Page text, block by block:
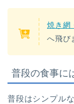
焼き網
へ飛び
普段の食事に
普段はシンプル